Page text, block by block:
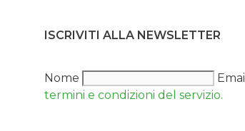
ISCRIVITI ALLA NEWSLETTER
Nome Email
termini e condizioni del servizio.